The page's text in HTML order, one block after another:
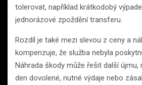
tolerovat, například krátkodobý
jednorázové zpoždění transferu.
Rozdíl je také mezi slevou z ceny a
kompenzuje, že služba nebyla
Náhrada škody může řešit další újmu,
den dovolené, nutné výdaje nebo